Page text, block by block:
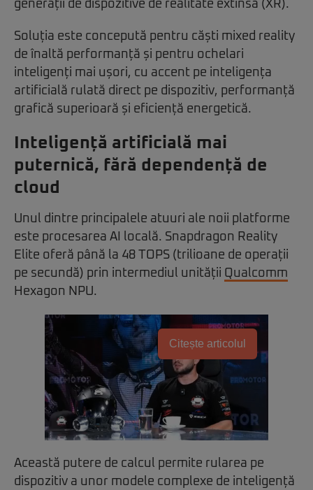
generații de dispozitive de realitate extinsă (XR).
Soluția este concepută pentru căști mixed reality
de înaltă performanță și pentru ochelari
inteligenți mai ușori, cu accent pe inteligența
artificială rulată direct pe dispozitiv, performanță
grafică superioară și eficiență energetică.
Inteligență artificială mai
puternică, fără dependență de
cloud
Unul dintre principalele atuuri ale noii platforme
este procesarea AI locală. Snapdragon Reality
Elite oferă până la 48 TOPS (trilioane de operații
pe secundă) prin intermediul unității Qualcomm
Hexagon NPU.
Citește articolul
Această putere de calcul permite rularea pe
dispozitiv a unor modele complexe de inteligență